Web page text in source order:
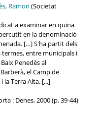
Ramon (Societat
a examinar en quina
en la denominació
[…] S'ha partit dels
entre municipals i
Penedès al
el Camp de
la Terra Alta. [...]
: Denes, 2000 (p. 39-44)